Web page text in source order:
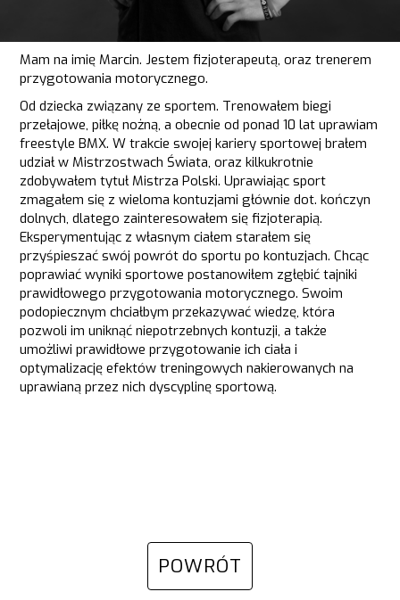
Mam na imię Marcin. Jestem fizjoterapeutą, oraz trenerem
przygotowania motorycznego.
Od dziecka związany ze sportem. Trenowałem biegi
przełajowe, piłkę nożną, a obecnie od ponad 10 lat uprawiam
freestyle BMX. W trakcie swojej kariery sportowej brałem
udział w Mistrzostwach Świata, oraz kilkukrotnie
zdobywałem tytuł Mistrza Polski. Uprawiając sport
zmagałem się z wieloma kontuzjami głównie dot. kończyn
dolnych, dlatego zainteresowałem się fizjoterapią.
Eksperymentując z własnym ciałem starałem się
przyśpieszać swój powrót do sportu po kontuzjach. Chcąc
poprawiać wyniki sportowe postanowiłem zgłębić tajniki
prawidłowego przygotowania motorycznego. Swoim
podopiecznym chciałbym przekazywać wiedzę, która
pozwoli im uniknąć niepotrzebnych kontuzji, a także
umożliwi prawidłowe przygotowanie ich ciała i
optymalizację efektów treningowych nakierowanych na
uprawianą przez nich dyscyplinę sportową.
POWRÓT